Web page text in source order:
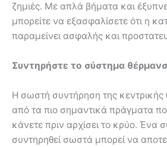
ζημιές. Με απλά βήματα και
μπορείτε να εξασφαλίσετε ότι η
παραμείνει ασφαλής και
Συντηρήστε το σύστημα
Η σωστή συντήρηση της κεντρικής
από τα πιο σημαντικά πράγματα
κάνετε πριν αρχίσει το κρύο. Ένα
συντηρηθεί σωστά μπορεί να